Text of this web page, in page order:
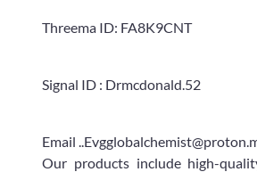
Threema ID: FA8K9CNT
Signal ID : Drmcdonald.52
Email
Our products include high-